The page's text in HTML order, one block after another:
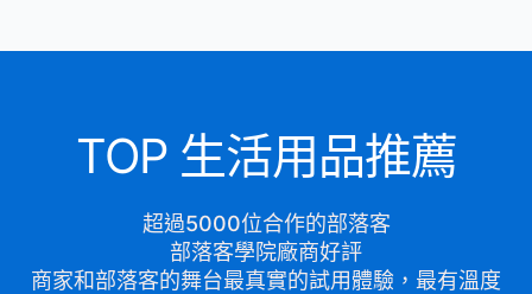
TOP 生活用品推薦
超過5000位合作的部落客
部落客學院廠商好評
商家和部落客的舞台最真實的試用體驗，最有溫度